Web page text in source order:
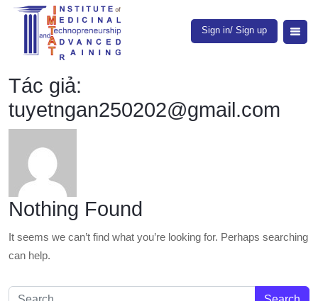
Sign in/ Sign up
Tác giả:
tuyetngan250202@gmail.com
Nothing Found
It seems we can’t find what you’re looking for. Perhaps searching
can help.
Search for: